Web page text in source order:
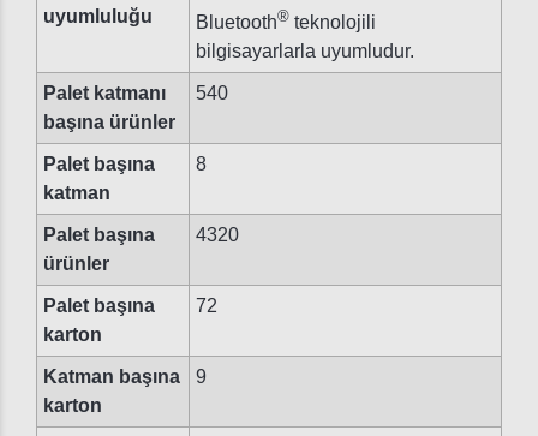
uyumluluğu
Bluetooth® teknolojili
bilgisayarlarla uyumludur.
Palet katmanı
başına ürünler
540
Palet başına
katman
8
Palet başına
ürünler
4320
Palet başına
karton
72
Katman başına
karton
9